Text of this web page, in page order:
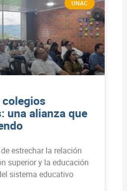
UNAC
colegios
una alianza que
estrechar la relación
superior y la educación
sistema educativo